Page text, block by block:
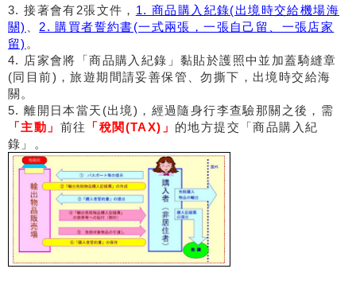
3. 接著會有2張文件， 1. 商品購入紀錄(出境時交給機場海
關)
2. 購買者誓約書(一式兩張，一張自己留、一張店家
留) 。
4. 店家會將「商品購入紀錄」黏貼於護照中並加蓋騎縫章
(同目前)，旅遊期間請妥善保管、勿撕下，出境時交給海
關。
5. 離開日本當天(出境)，經過隨身行李查驗那關之後，需
「主動」 前往 「稅関(TAX)」 的地方提交「商品購入紀
錄」。